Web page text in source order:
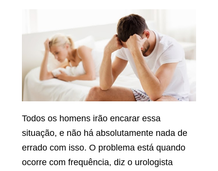
Todos os homens irão encarar essa
situação, e não há absolutamente nada de
errado com isso. O problema está quando
ocorre com frequência, diz o urologista